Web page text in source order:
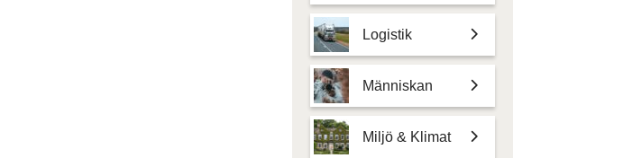
Logistik
Människan
Miljö & Klimat